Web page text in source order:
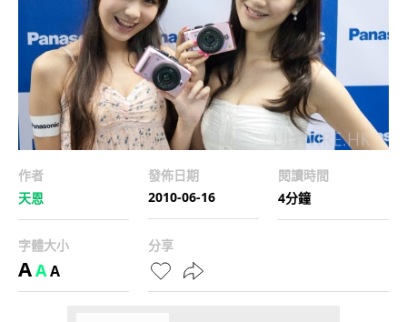
作者
天恩
發佈日期
2010-06-16
閱讀時間
4分鐘
字體大小
AAA
分享